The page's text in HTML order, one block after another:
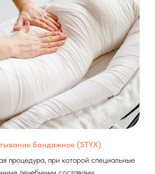
бандажное (STYX)
процедура, при которой специальные